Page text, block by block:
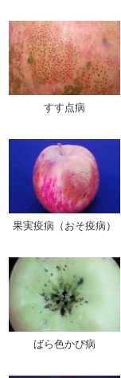
すす点病
果実疫病（おそ疫病）
ばら色かび病